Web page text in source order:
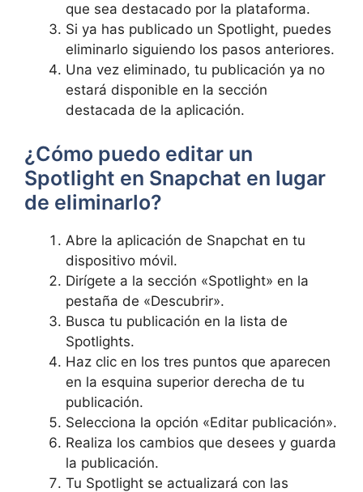
que sea destacado ​por​ la plataforma.
Si ya has ‌publicado‌ un Spotlight, ‌puedes
eliminarlo siguiendo los pasos anteriores.
Una vez ‍eliminado, tu publicación ya no
estará‌ disponible en la sección
destacada ⁤de la aplicación.
¿Cómo puedo ‍editar un
Spotlight en Snapchat en​ lugar
de​ eliminarlo?
Abre la aplicación ​de Snapchat en tu‍
dispositivo móvil.
Dirígete a la⁣ sección⁣ «Spotlight» ⁢en‌ la
pestaña de‌ «Descubrir».
Busca tu⁤ publicación en⁢ la lista de
Spotlights. ‍
Haz clic⁣ en ‍los tres puntos que aparecen⁢
en la‌ esquina superior derecha de tu⁣
publicación.
Selecciona la ⁤opción «Editar publicación».
Realiza los cambios que​ desees y guarda
la ‌publicación.‍
Tu Spotlight se actualizará ⁤con las